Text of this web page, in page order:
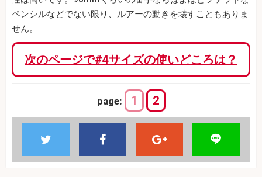
ペンシルなどでない限り、ルアーの動きを壊すこともありま
せん。
次のページで#4サイズの使いどころは？
page: 1 2